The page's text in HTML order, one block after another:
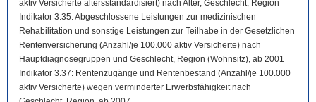
aktiv Versicherte altersstandardisiert) nach Alter, Geschlecht, Region
Indikator 3.35: Abgeschlossene Leistungen zur medizinischen
Rehabilitation und sonstige Leistungen zur Teilhabe in der Gesetzlichen
Rentenversicherung (Anzahl/je 100.000 aktiv Versicherte) nach
Hauptdiagnosegruppen und Geschlecht, Region (Wohnsitz), ab 2001
Indikator 3.37: Rentenzugänge und Rentenbestand (Anzahl/je 100.000
aktiv Versicherte) wegen verminderter Erwerbsfähigkeit nach